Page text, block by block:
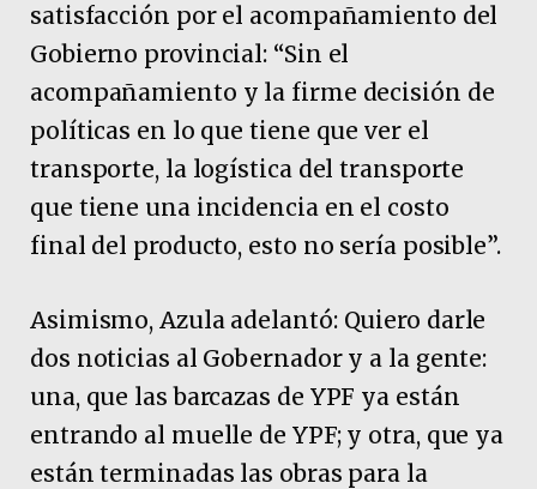
satisfacción por el acompañamiento del
Gobierno provincial: “Sin el
acompañamiento y la firme decisión de
políticas en lo que tiene que ver el
transporte, la logística del transporte
que tiene una incidencia en el costo
final del producto, esto no sería posible”.
Asimismo, Azula adelantó: Quiero darle
dos noticias al Gobernador y a la gente:
una, que las barcazas de YPF ya están
entrando al muelle de YPF; y otra, que ya
están terminadas las obras para la